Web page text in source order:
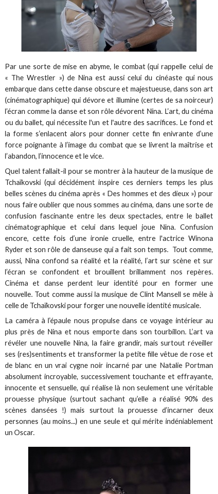
Par une sorte de mise en abyme, le combat (qui rappelle celui de
« The Wrestler ») de Nina est aussi celui du cinéaste qui nous
embarque dans cette danse obscure et majestueuse, dans son art
(cinématographique) qui dévore et illumine (certes de sa noirceur)
l’écran comme la danse et son rôle dévorent Nina. L’art, du cinéma
ou du ballet, qui nécessite l'un et l'autre des sacrifices. Le fond et
la forme s’enlacent alors pour donner cette fin enivrante d’une
force poignante à l’image du combat que se livrent la maîtrise et
l’abandon, l’innocence et le vice.
Quel talent fallait-il pour se montrer à la hauteur de la musique de
Tchaïkovski (qui décidément inspire ces derniers temps les plus
belles scènes du cinéma après « Des hommes et des dieux ») pour
nous faire oublier que nous sommes au cinéma, dans une sorte de
confusion fascinante entre les deux spectacles, entre le ballet
cinématographique et celui dans lequel joue Nina. Confusion
encore, cette fois d’une ironie cruelle, entre l'actrice Winona
Ryder et son rôle de danseuse qui a fait son temps. Tout comme,
aussi, Nina confond sa réalité et la réalité, l’art sur scène et sur
l’écran se confondent et brouillent brillamment nos repères.
Cinéma et danse perdent leur identité pour en former une
nouvelle. Tout comme aussi la musique de Clint Mansell se mêle à
celle de Tchaïkovski pour forger une nouvelle identité musicale.
La caméra à l’épaule nous propulse dans ce voyage intérieur au
plus près de Nina et nous emporte dans son tourbillon. L’art va
révéler une nouvelle Nina, la faire grandir, mais surtout réveiller
ses (res)sentiments et transformer la petite fille vêtue de rose et
de blanc en un vrai cygne noir incarné par une Natalie Portman
absolument incroyable, successivement touchante et effrayante,
innocente et sensuelle, qui réalise là non seulement une véritable
prouesse physique (surtout sachant qu’elle a réalisé 90% des
scènes dansées !) mais surtout la prouesse d’incarner deux
personnes (au moins...) en une seule et qui mérite indéniablement
un Oscar.